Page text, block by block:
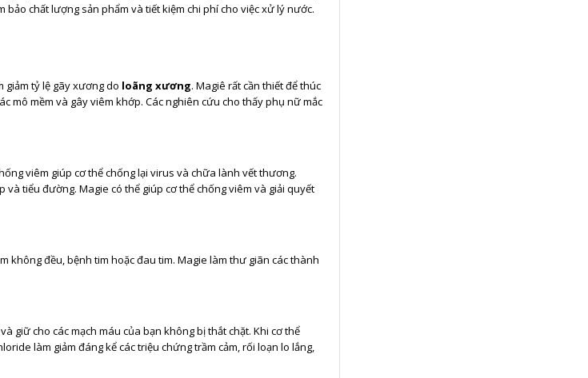
chất lượng sản phẩm và tiết kiệm chi phí cho việc xử lý nước.
giảm tỷ lệ gãy xương do loãng xương. Magiê rất cần thiết để thúc
mô mềm và gây viêm khớp. Các nghiên cứu cho thấy phụ nữ mắc
viêm giúp cơ thể chống lại virus và chữa lành vết thương.
tiểu đường. Magie có thể giúp cơ thể chống viêm và giải quyết
không đều, bệnh tim hoặc đau tim. Magie làm thư giãn các thành
giữ cho các mạch máu của bạn không bị thắt chặt. Khi cơ thể
làm giảm đáng kể các triệu chứng trầm cảm, rối loạn lo lắng,